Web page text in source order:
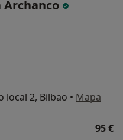
Archanco
local 2, Bilbao • Mapa
95 €